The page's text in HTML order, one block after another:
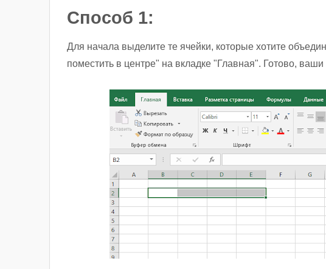
Способ 1:
Для начала выделите те ячейки, которые хотите
поместить в центре" на вкладке "Главная". Готово,